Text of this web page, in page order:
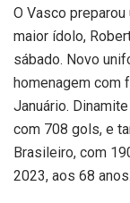
O Vasco
maior ídolo,
sábado. Novo
homenagem com
Januário.
com 708 gols, e
Brasileiro, com
2023, aos 68 anos.